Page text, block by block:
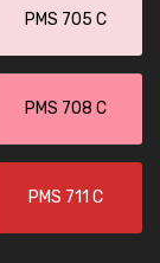
PMS 705 C
PMS 708 C
PMS 711 C